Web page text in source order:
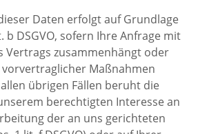
Daten erfolgt auf Grundlage
b DSGVO, sofern Ihre Anfrage mit
Vertrags zusammenhängt oder
Maßnahmen
übrigen Fällen beruht die
berechtigten Interesse an
der an uns gerichteten